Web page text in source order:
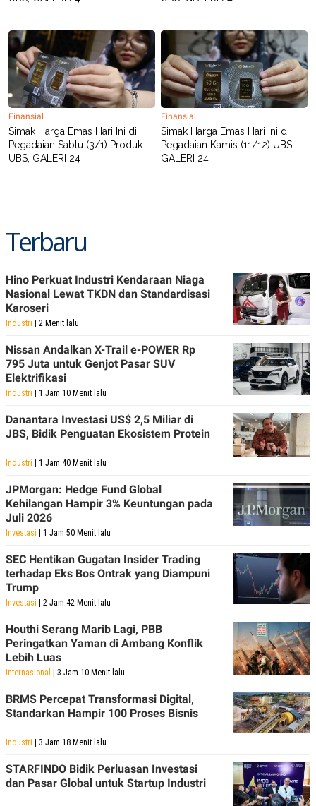
Finansial
Simak Harga Emas Hari Ini di
Pegadaian Sabtu (3/1) Produk
UBS, GALERI 24
Finansial
Simak Harga Emas Hari Ini di
Pegadaian Kamis (11/12) UBS,
GALERI 24
Terbaru
Hino Perkuat Industri Kendaraan Niaga
Nasional Lewat TKDN dan Standardisasi
Karoseri
Industri | 2 Menit lalu
Nissan Andalkan X-Trail e-POWER Rp
795 Juta untuk Genjot Pasar SUV
Elektrifikasi
Industri | 1 Jam 10 Menit lalu
Danantara Investasi US$ 2,5 Miliar di
JBS, Bidik Penguatan Ekosistem Protein
Industri | 1 Jam 40 Menit lalu
JPMorgan: Hedge Fund Global
Kehilangan Hampir 3% Keuntungan pada
Juli 2026
Investasi | 1 Jam 50 Menit lalu
SEC Hentikan Gugatan Insider Trading
terhadap Eks Bos Ontrak yang Diampuni
Trump
Investasi | 2 Jam 42 Menit lalu
Houthi Serang Marib Lagi, PBB
Peringatkan Yaman di Ambang Konflik
Lebih Luas
Internasional | 3 Jam 10 Menit lalu
BRMS Percepat Transformasi Digital,
Standarkan Hampir 100 Proses Bisnis
Industri | 3 Jam 18 Menit lalu
STARFINDO Bidik Perluasan Investasi
dan Pasar Global untuk Startup Industri